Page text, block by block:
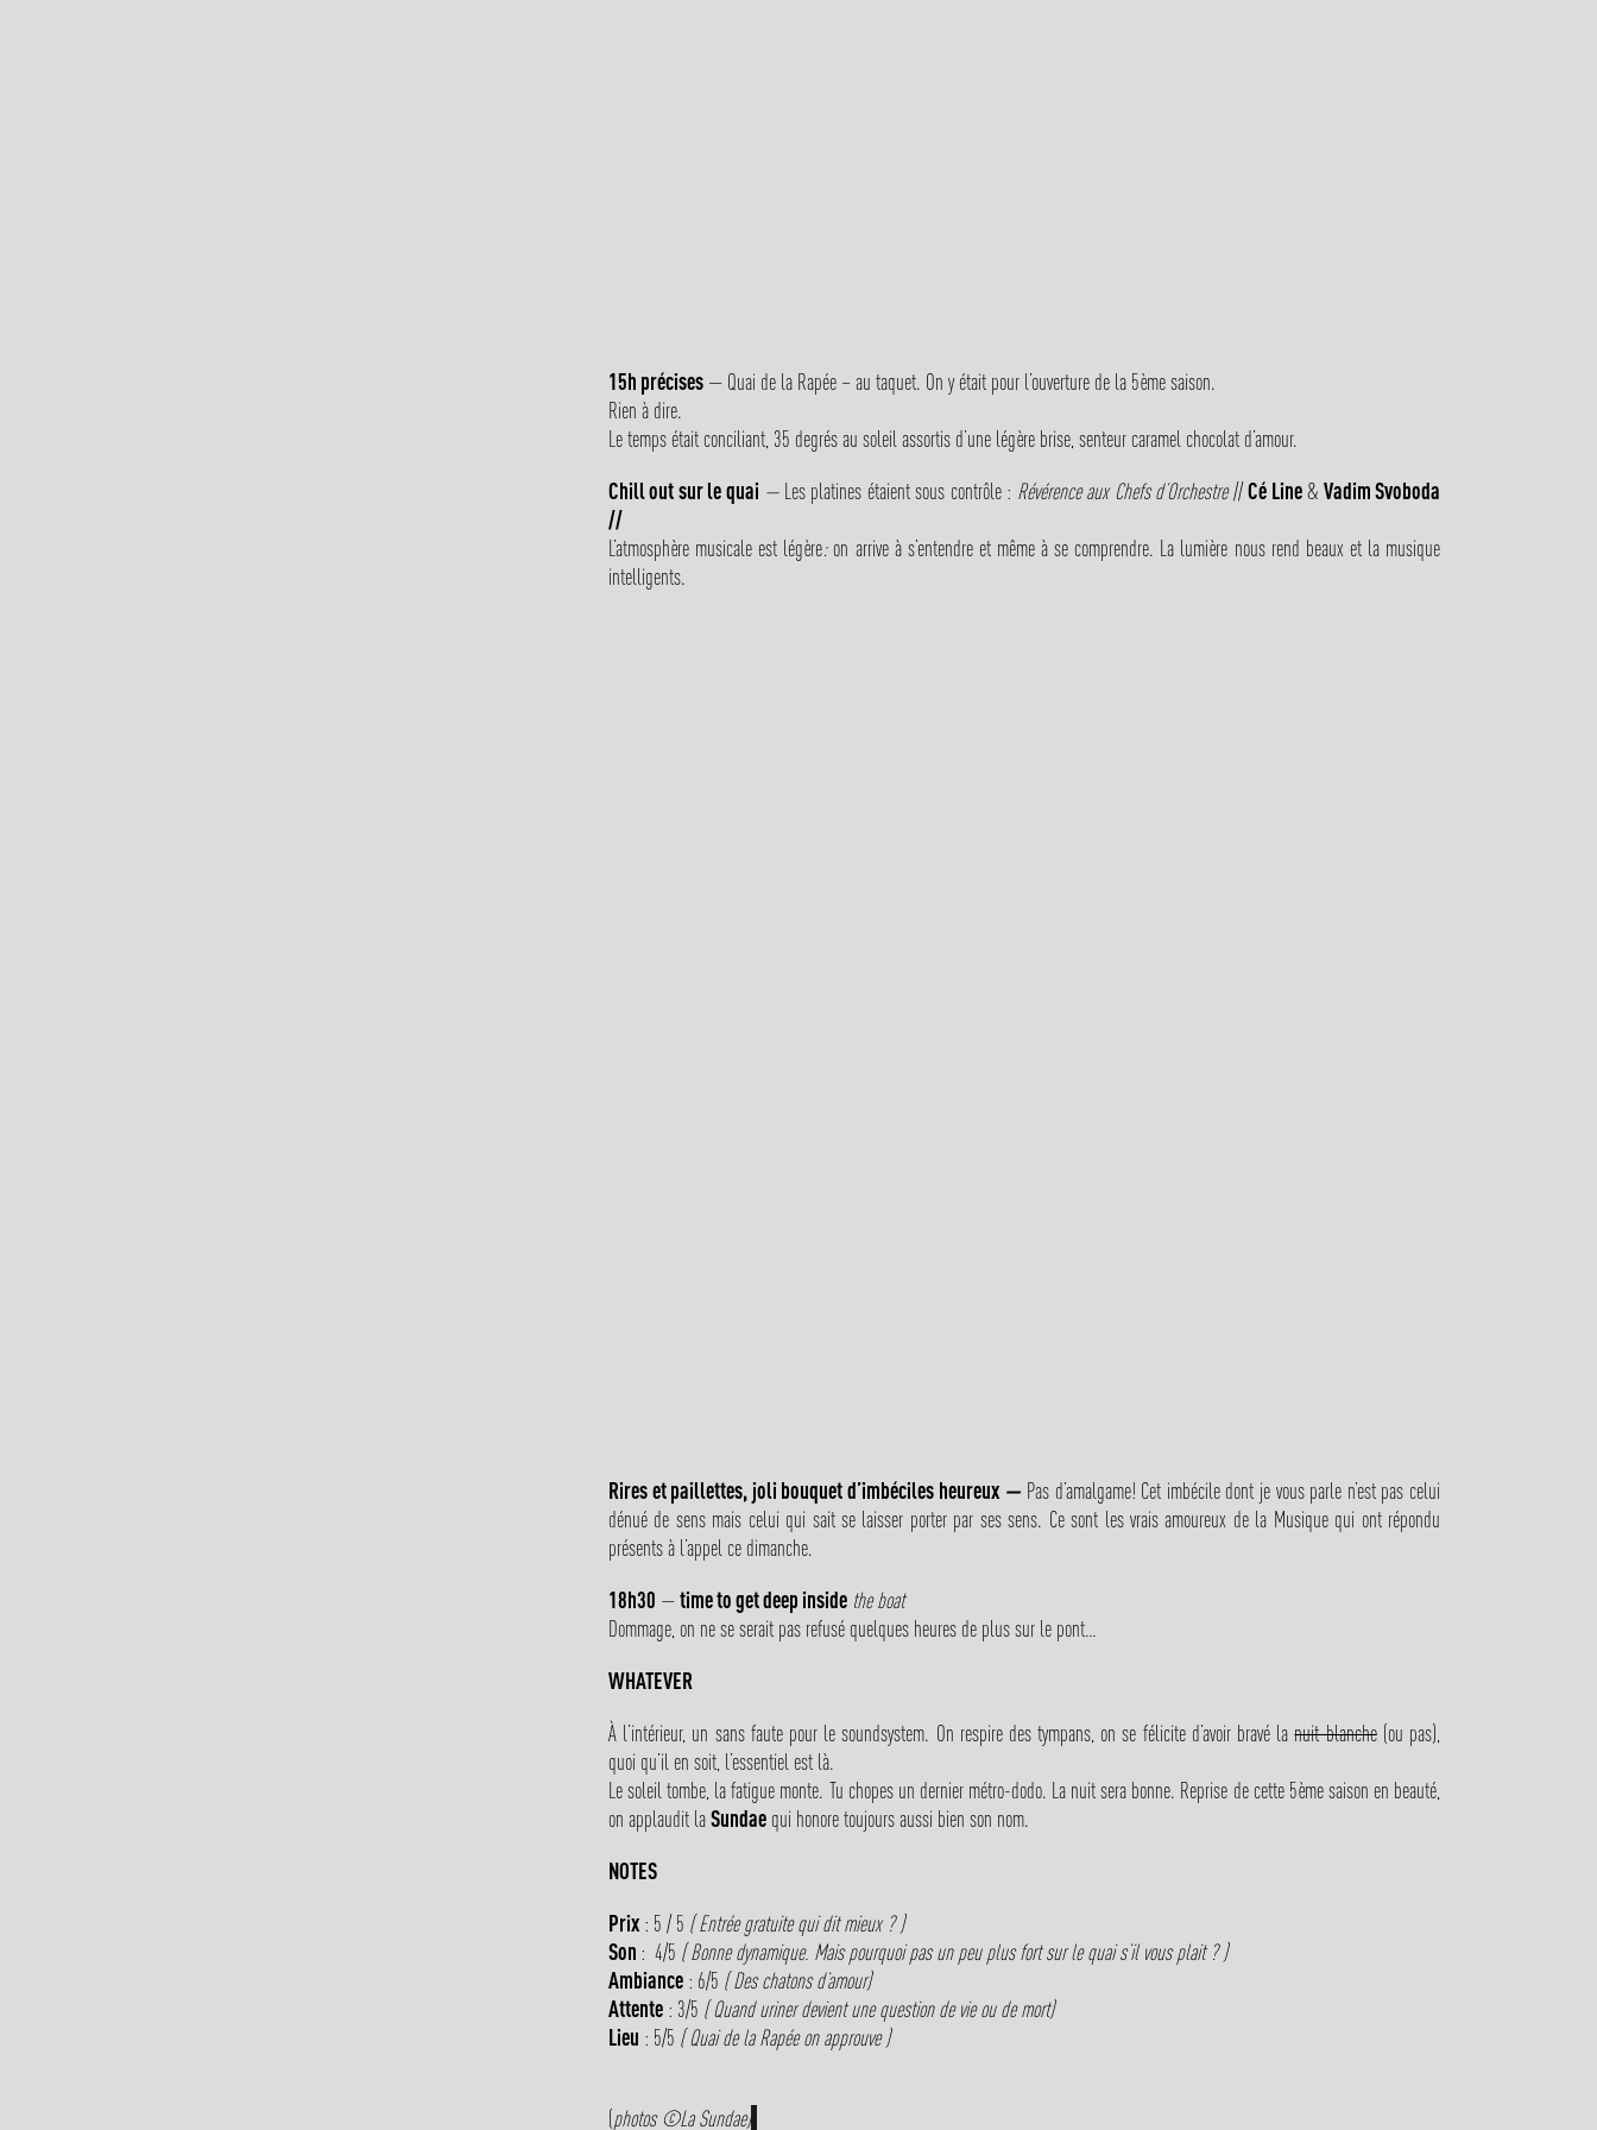
15h précises — Quai de la Rapée – au taquet. On y était pour l’ouverture de la 5èmesaison.
Rien à dire.
Le temps était conciliant, 35 degrés au soleil assortis d’une légère brise, senteur caramel chocolat d’amour.
Chill out sur le quai — Les platines étaient sous contrôle : Révérence aux Chefs d’Orchestre//Cé Line& Vadim Svoboda
//
L’atmosphère musicale est légère:on arrive à s’entendre et même à se comprendre. La lumière nous rend beaux et la musique
intelligents.
Rires et paillettes, joli bouquet d’imbéciles heureux — Pas d’amalgame! Cet imbécile dont je vous parle n’est pas celui
dénué de sens mais celui qui saitse laisser porter par ses sens. Ce sont les vrais amoureux de la Musique qui ont répondu
présents à l’appel ce dimanche.
18h30 —time to get deep inside the boat
Dommage, on ne se serait pas refusé quelques heures de plus sur le pont…
WHATEVER
À l’intérieur, un sans faute pour le soundsystem. On respire des tympans, on se félicite d’avoir bravé lanuit blanche(ou pas),
quoi qu’il en soit, l’essentiel est là.
Le soleil tombe, la fatigue monte. Tu chopes un dernier métro-dodo. La nuit sera bonne. Reprise de cette 5ème saison en beauté,
on applaudit laSundae qui honore toujours aussi bien son nom.
NOTES
Prix : 5 / 5 ( Entrée gratuite qui dit mieux ? )
Son : 4/5 ( Bonne dynamique. Mais pourquoi pas un peu plus fort sur le quai s’il vous plait ? )
Ambiance : 6/5 ( Des chatons d’amour)
Attente : 3/5 ( Quand uriner devient une question de vie ou de mort)
Lieu : 5/5 ( Quai de la Rapée on approuve )
(photos ©La Sundae)